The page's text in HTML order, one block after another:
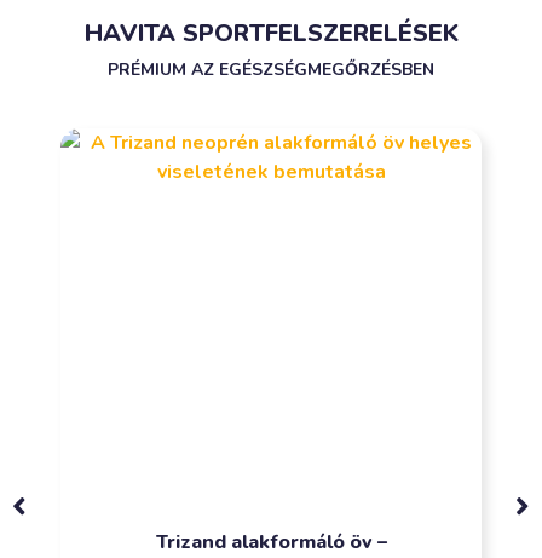
HAVITA SPORTFELSZERELÉSEK
PRÉMIUM AZ EGÉSZSÉGMEGŐRZÉSBEN
Trizand alakformáló öv –